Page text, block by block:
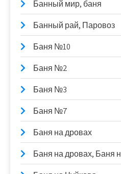
Банный мир, баня
Банный рай, Паровоз
Баня №10
Баня №2
Баня №3
Баня №7
Баня на дровах
Баня на дровах, Баня